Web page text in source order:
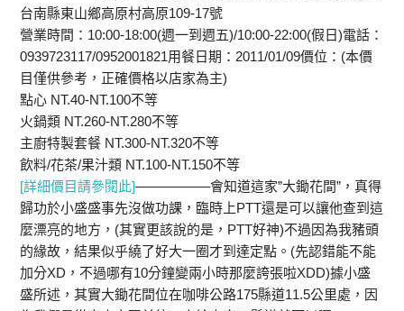
台南縣東山鄉高原村高原109-17號
營業時間：10:00-18:00(週一到週五)/10:00-22:00(假日)電話：
0939723117/0952001821用餐日期：2011/01/09價位：(本價
目僅供參考，正確價格以店家為主)
點心 NT.40-NT.100不等
火鍋類 NT.260-NT.280不等
主廚特製套餐 NT.300-NT.320不等
飲料/花茶/果汁類 NT.100-NT.150不等
[詳細價目請參閱此]—————–會知道這家”大鋤花間”，真得
歸功於小盛盛事先沒做功課，臨時上PTT還是可以讓他查到這
麼漂亮的地方，(其實更該說的是，PTT好神)不過因為我豬頭
的緣故，結果似乎繞了好大一圈才到達定點。(先認錯能不能
加分XD，不過哪有10分鐘變兩小時那麼誇張啦XDD)據小盛
盛所述，其實大鋤花間位在咖啡公路175縣道11.5公里處，因